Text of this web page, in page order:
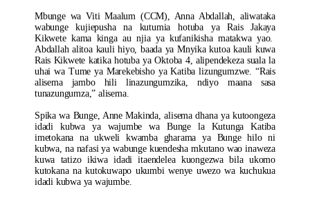
Mbunge wa Viti Maalum (CCM), Anna Abdallah, aliwataka
wabunge kujiepusha na kutumia hotuba ya Rais Jakaya
Kikwete kama kinga au njia ya kufanikisha matakwa yao.
Abdallah alitoa kauli hiyo, baada ya Mnyika kutoa kauli kuwa
Rais Kikwete katika hotuba ya Oktoba 4, alipendekeza suala la
uhai wa Tume ya Marekebisho ya Katiba lizungumzwe. “Rais
alisema jambo hili linazungumzika, ndiyo maana sasa
tunazungumza,” alisema.
Spika wa Bunge, Anne Makinda, alisema dhana ya kutoongeza
idadi kubwa ya wajumbe wa Bunge la Kutunga Katiba
imetokana na ukweli kwamba gharama ya Bunge hilo ni
kubwa, na nafasi ya wabunge kuendesha mkutano wao inaweza
kuwa tatizo ikiwa idadi itaendelea kuongezwa bila ukomo
kutokana na kutokuwapo ukumbi wenye uwezo wa kuchukua
idadi kubwa ya wajumbe.